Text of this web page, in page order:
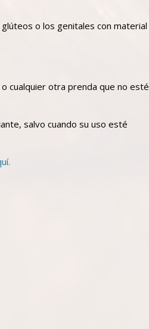
o los genitales con material
cualquier otra prenda que no esté
salvo cuando su uso esté